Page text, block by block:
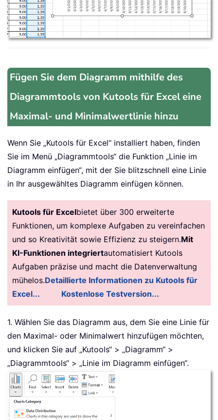
Fügen Sie dem Diagramm mithilfe des
Diagrammtools von Kutools für Excel eine
Maximal- und Minimalwertlinie hinzu
Wenn Sie „Kutools für Excel“ installiert haben, finden
Sie im Menü „Diagrammtools“ die Funktion „Linie im
Diagramm einfügen“, mit der Sie blitzschnell eine Linie
in Ihr ausgewähltes Diagramm einfügen können.
Kutools für Excelbietet über 300 erweiterte
Funktionen, um komplexe Aufgaben zu vereinfachen
und so Kreativität sowie Effizienz zu steigern.Mit
KI-Funktionen integriertautomatisiert Kutools
Aufgaben präzise und macht die Datenverwaltung
mühelos.Detaillierte Informationen zu Kutools für
Excel...
Kostenlose Testversion...
1. Wählen Sie das Diagramm aus, dem Sie eine Linie für
den Maximal- oder Minimalwert hinzufügen möchten,
und klicken Sie auf „Kutools“ > „Diagramm“ >
„Diagrammtools“ > „Linie im Diagramm einfügen“.